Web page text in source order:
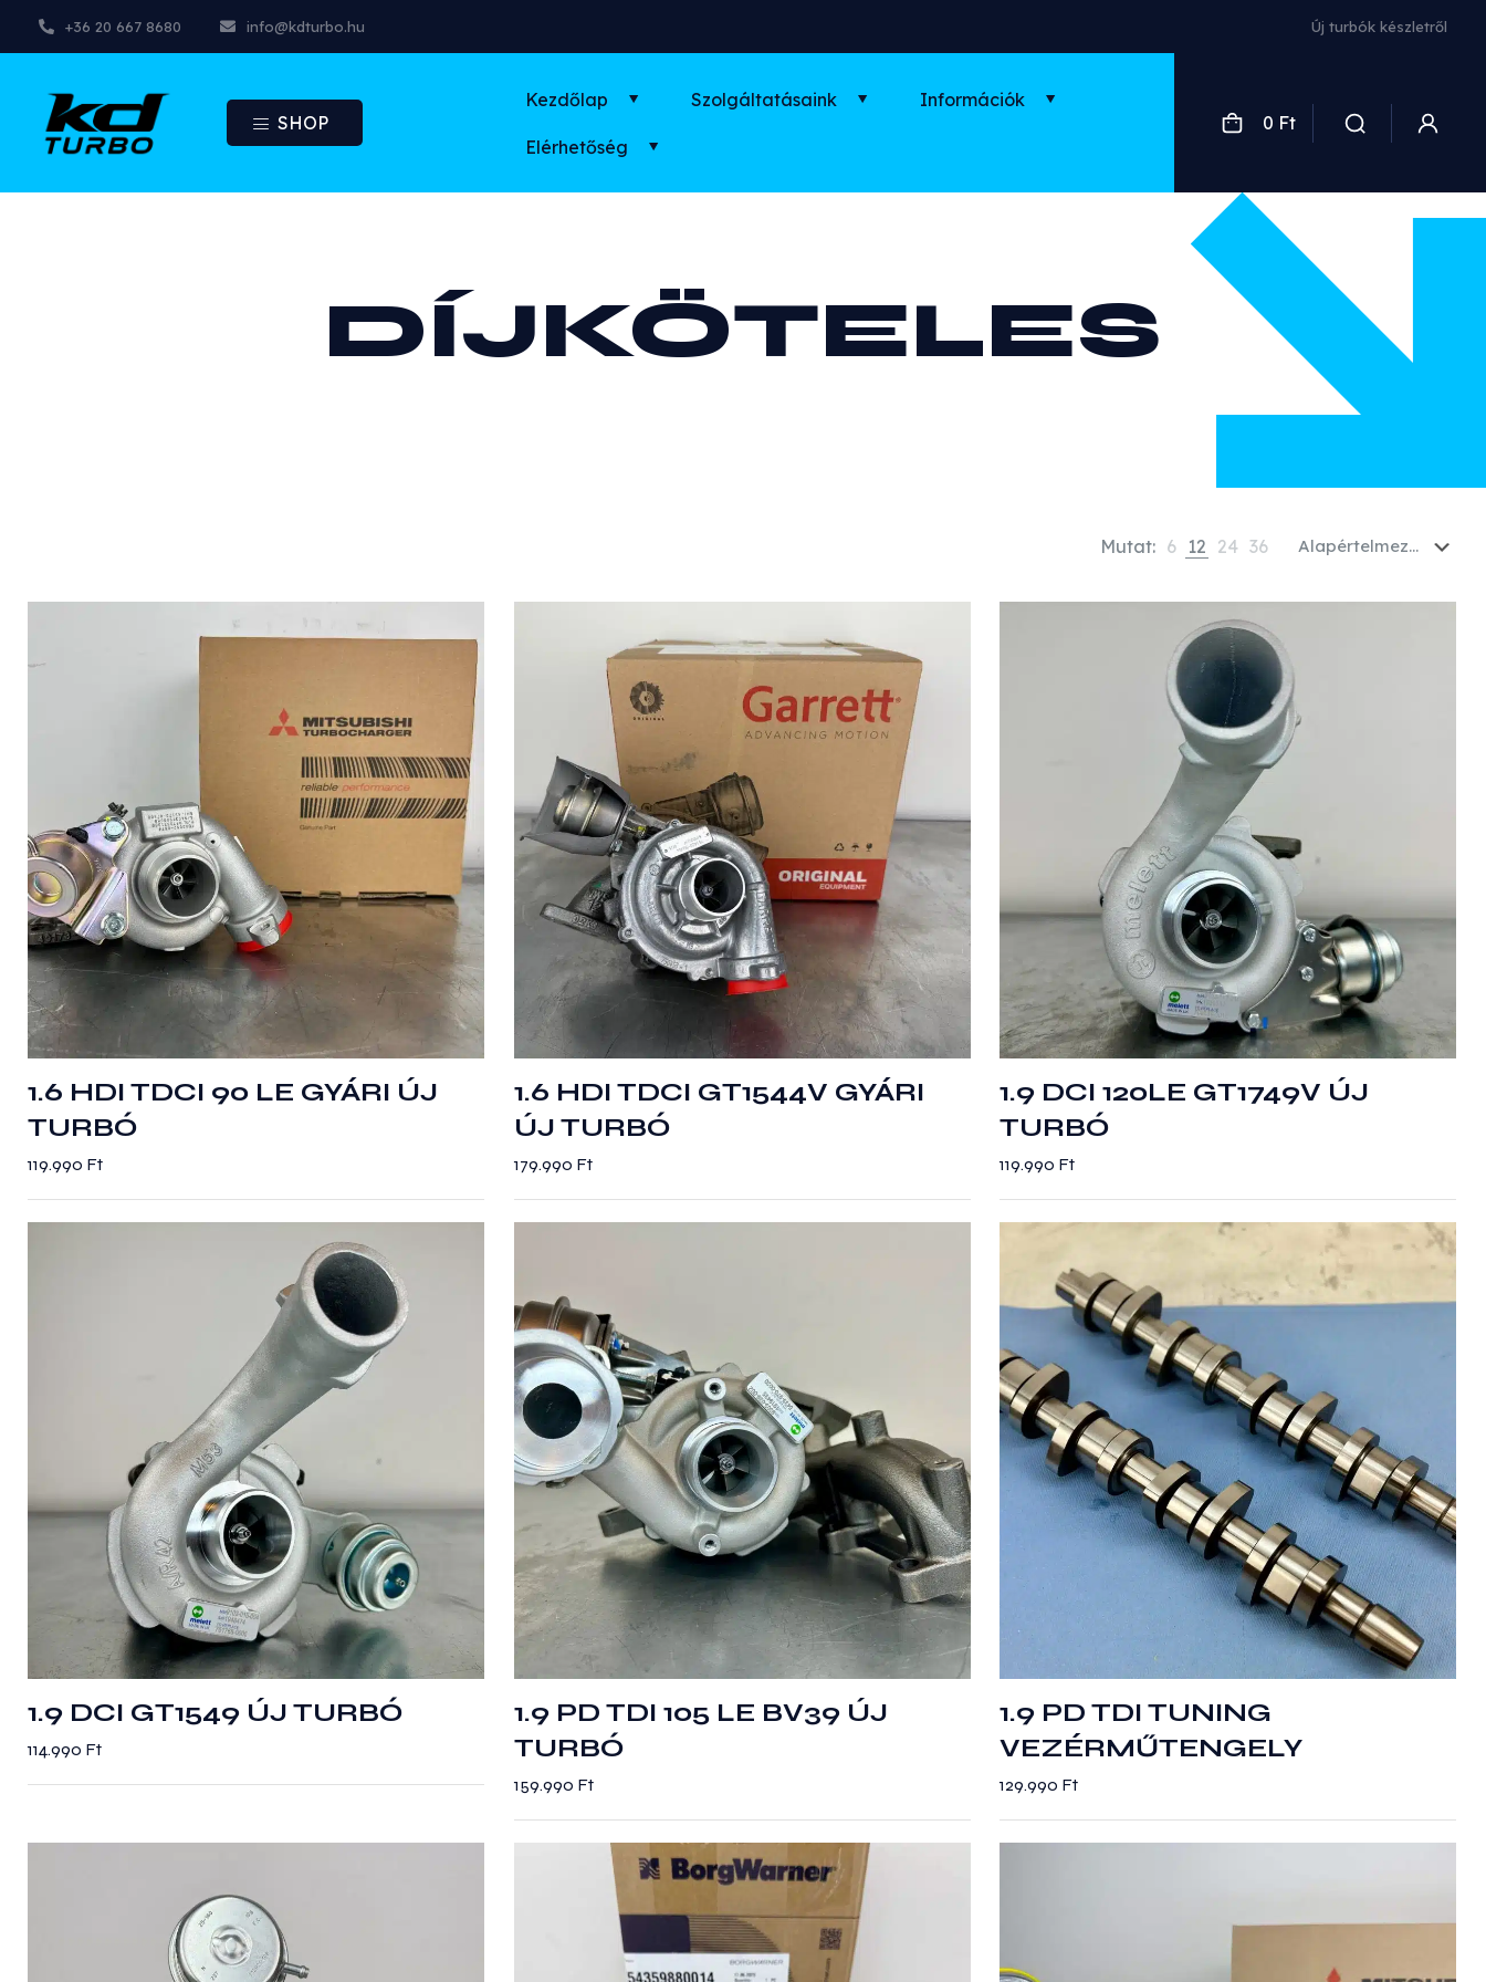
+36 20 667 8680 info@kdturbo.hu Új turbók készletről
SHOP
Kezdőlap Szolgáltatásaink Információk
Elérhetőség
0 Ft
DÍJKÖTELES
Mutat: 6 12 24 36
1.6 HDI TDCI 90 LE GYÁRI ÚJ
TURBÓ
119.990 Ft
1.6 HDI TDCI GT1544V GYÁRI
ÚJ TURBÓ
179.990 Ft
1.9 DCI 120LE GT1749V ÚJ
TURBÓ
119.990 Ft
1.9 DCI GT1549 ÚJ TURBÓ
114.990 Ft
1.9 PD TDI 105 LE BV39 ÚJ
TURBÓ
159.990 Ft
1.9 PD TDI TUNING
VEZÉRMŰTENGELY
Ennek
a
terméknek
A
129.990 Ft